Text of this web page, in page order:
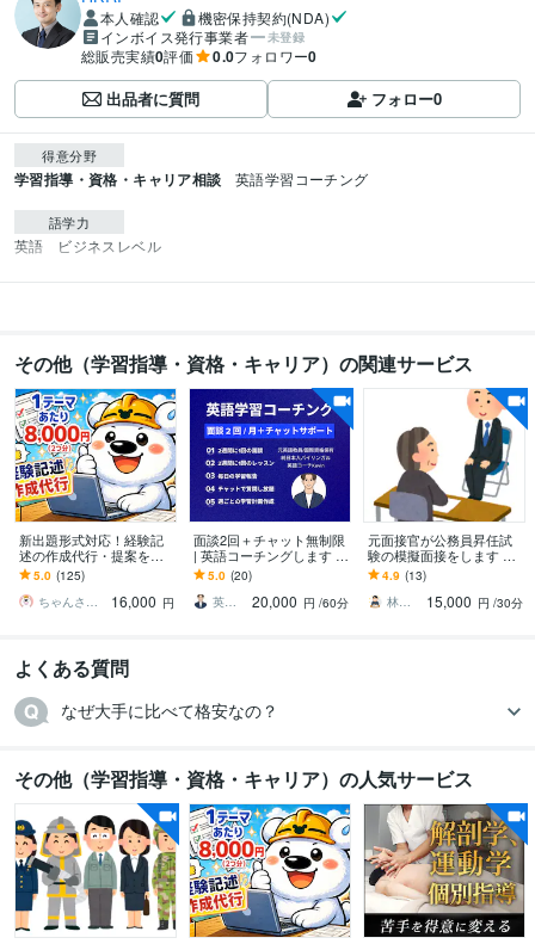
本人確認
機密保持契約(NDA)
インボイス発行事業者
未登録
総販売実績0評価 0.0フォロワー0
出品者に質問 フォロー0
得意分野
学習指導・資格・キャリア相談 英語学習コーチング
語学力
英語 ビジネスレベル
その他（学習指導・資格・キャリア）の関連サービス
新出題形式対応！経験記
述の作成代行・提案をし
ます 土木施工管理技士の
経験記述が書けない方向
け※質問2つ分
5.0 (125)
ちゃんさと技師
16,000 円
面談2回＋チャット無制限
| 英語コーチングします 元
高校英語教員・国際資格
保有のコーチが1ヶ月間サ
ポートします
5.0 (20)
英会話講師・英語コーチKevin
20,000 円 /60分
元面接官が公務員昇任試
験の模擬面接をします 元
面接官の視点から、効果
的にアピールできるアド
バイスをします
4.9 (13)
林（元公務員－面接官・論文採点歴16年）
15,000 円 /30分
よくある質問
なぜ大手に比べて格安なの？
その他（学習指導・資格・キャリア）の人気サービス